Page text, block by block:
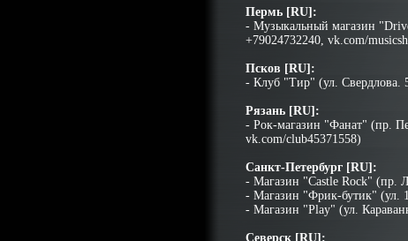
Пермь [RU]:
- Музыкальный магазин
+79024732240, vk.com/
Псков [RU]:
- Клуб "Tир" (ул. Свердлова.
Рязань [RU]:
- Рок-магазин "Фанат" (пр.
vk.com/club45371558)
Санкт-Петербург [RU]:
- Магазин "Castle Rock" (пр.
- Магазин "Фрик-бутик" (ул.
- Магазин "Play" (ул.
Северск [RU]: